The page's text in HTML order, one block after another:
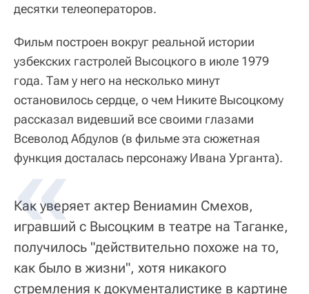
десятки телеоператоров.
Фильм построен вокруг реальной истории
узбекских гастролей Высоцкого в июле 1979
года. Там у него на несколько минут
остановилось сердце, о чем Никите Высоцкому
рассказал видевший все своими глазами
Всеволод Абдулов (в фильме эта сюжетная
функция досталась персонажу Ивана Урганта).
Как уверяет актер Вениамин Смехов,
игравший с Высоцким в театре на Таганке,
получилось "действительно похоже на то,
как было в жизни", хотя никакого
стремления к документалистике в картине